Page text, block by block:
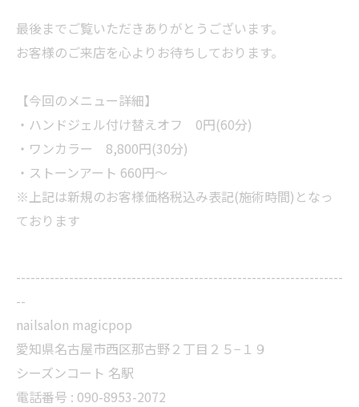
最後までご覧いただきありがとうございます。
お客様のご来店を心よりお待ちしております。
【今回のメニュー詳細】
・ハンドジェル付け替えオフ 0円(60分)
・ワンカラー 8,800円(30分)
・ストーンアート 660円〜
※上記は新規のお客様価格税込み表記(施術時間)となっ
ております
--------------------------------------------------------------------
--
nailsalon magicpop
愛知県名古屋市西区那古野２丁目２５−１９
シーズンコート 名駅
電話番号 : 090-8953-2072